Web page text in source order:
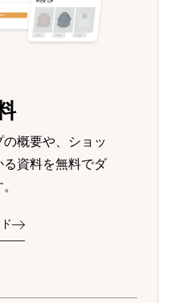
概要や、ショッ
資料を無料でダ